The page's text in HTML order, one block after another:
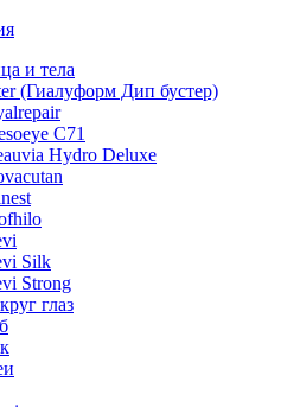
и тела
(Гиалуформ Дип бустер)
C71
Hydro Deluxe
Silk
Strong
глаз